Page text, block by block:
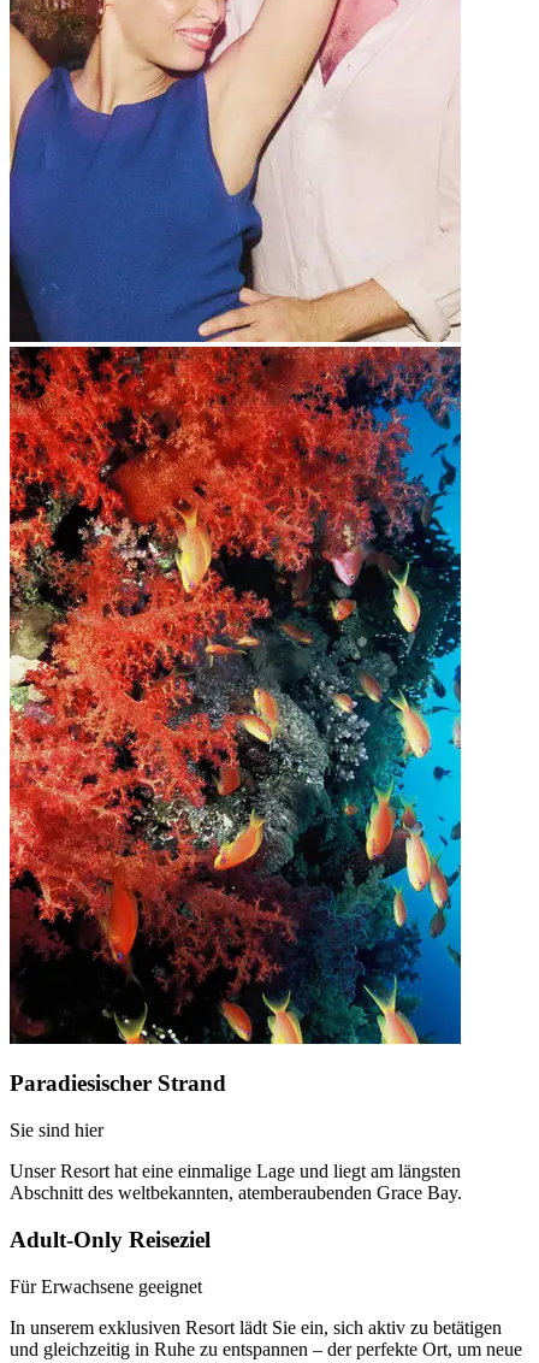
Paradiesischer Strand
Sie sind hier
Unser Resort hat eine einmalige Lage und liegt am längsten
Abschnitt des weltbekannten, atemberaubenden Grace Bay.
Adult-Only Reiseziel
Für Erwachsene geeignet
In unserem exklusiven Resort lädt Sie ein, sich aktiv zu betätigen
und gleichzeitig in Ruhe zu entspannen – der perfekte Ort, um neue